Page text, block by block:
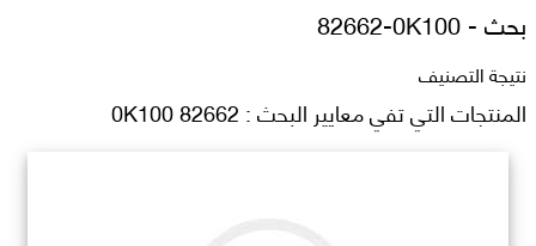
بحث -82662-0K100
نتيجة التصنيف
المنتجات التي تفي معايير البحث : 82662 0K100